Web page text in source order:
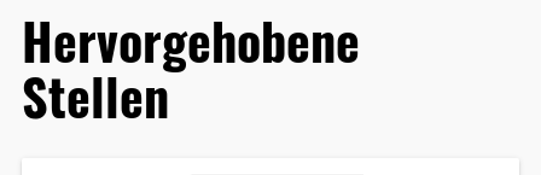
Hervorgehobene
Stellen
einwandfreie Funktion der Website
erforderlich.
Einverständnis-Cookie